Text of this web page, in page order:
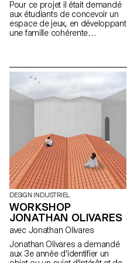
Pour ce projet il était demandé
aux étudiants de concevoir un
espace de jeux, en développant
une famille cohérente
Les étudiants ont donc dû
rechercher, identifier,
sélectionner, analyser et
documenter un site afin qu’il
DESIGN INDUSTRIEL
WORKSHOP
JONATHAN OLIVARES
avec Jonathan Olivares
Jonathan Olivares a demandé
aux 3e année d'identifier un